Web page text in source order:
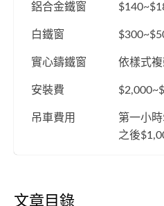
鋁合金鐵窗
白鐵窗
實心鑄鐵窗 依樣式
安裝費
吊車費用
第一小
之後
文章目錄